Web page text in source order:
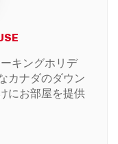
キングホリデ
カナダのダウン
にお部屋を提供